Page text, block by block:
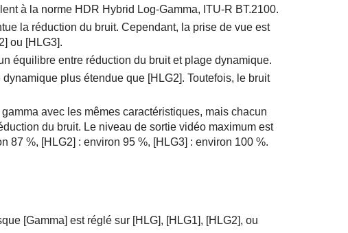
à la norme HDR Hybrid Log-Gamma, ITU-R BT.2100.
la réduction du bruit. Cependant, la prise de vue est
ou [HLG3].
équilibre entre réduction du bruit et plage dynamique.
dynamique plus étendue que [HLG2]. Toutefois, le bruit
avec les mêmes caractéristiques, mais chacun
du bruit. Le niveau de sortie vidéo maximum est
87 %, [HLG2] : environ 95 %, [HLG3] : environ 100 %.
[Gamma] est réglé sur [HLG], [HLG1], [HLG2], ou